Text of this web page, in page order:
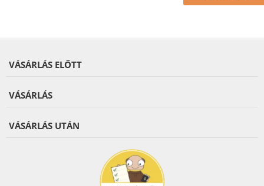
VÁSÁRLÁS ELŐTT
VÁSÁRLÁS
VÁSÁRLÁS UTÁN